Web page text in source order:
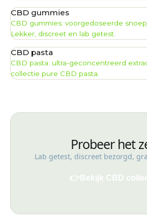
CBD gummies
CBD gummies: voorgedoseerde
Lekker, discreet en lab getest.
CBD pasta
CBD pasta: ultra-geconcentreerd
collectie pure CBD pasta.
Probeer het
Lab getest, discreet bezorgd,
👉 Bekijk CBD